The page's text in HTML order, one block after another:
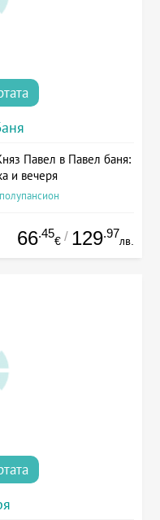
Павел в Павел баня:
и вечеря
66.45
€ / 129.97
лв.